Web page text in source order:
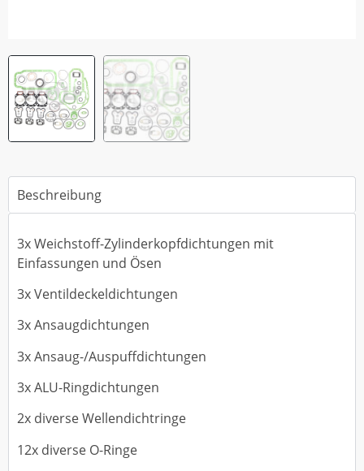
Beschreibung
3x Weichstoff-Zylinderkopfdichtungen mit
Einfassungen und Ösen
3x Ventildeckeldichtungen
3x Ansaugdichtungen
3x Ansaug-/Auspuffdichtungen
3x ALU-Ringdichtungen
2x diverse Wellendichtringe
12x diverse O-Ringe